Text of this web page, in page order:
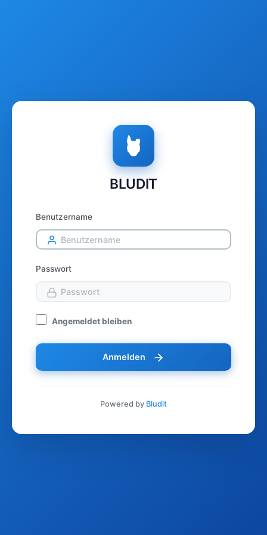
BLUDIT
Benutzername
Passwort
Angemeldet bleiben
Anmelden
Powered by Bludit